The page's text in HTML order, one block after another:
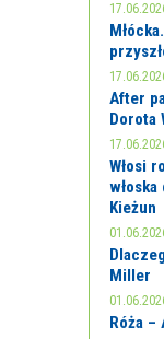
After
Dorota
Włosi
Kieżun
Miller
Róża –